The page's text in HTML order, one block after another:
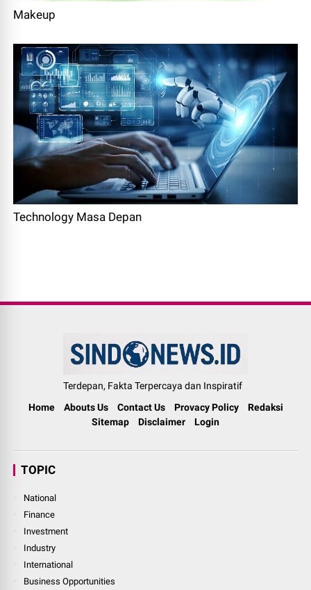
Makeup
Technology Masa Depan
Terdepan, Fakta Terpercaya dan Inspiratif
Home
Abouts Us Contact Us Provacy Policy
Redaksi
Sitemap
Disclaimer Login
TOPIC
National
Finance
Investment
Industry
International
Business Opportunities